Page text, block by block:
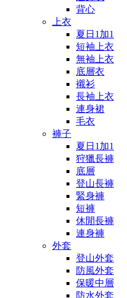
背心
上衣
夏日1加1
短袖上衣
無袖上衣
底層衣
襯衫
長袖上衣
連身裙
毛衣
褲子
夏日1加1
狩獵長褲
底層
登山長褲
緊身褲
短褲
休閒長褲
連身褲
外套
登山外套
防風外套
保暖中層
防水外套